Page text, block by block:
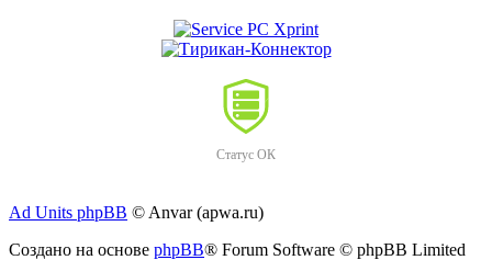
Статус ОК
Ad Units phpBB © Anvar (apwa.ru)
Создано на основе phpBB® Forum Software © phpBB Limited